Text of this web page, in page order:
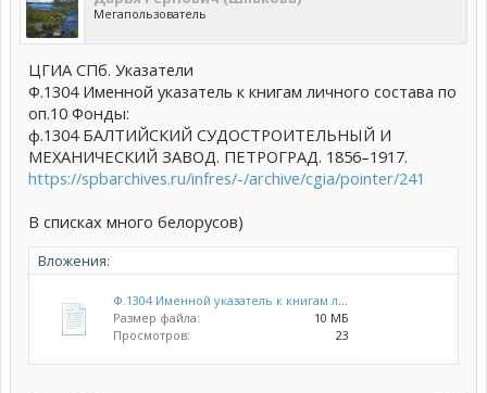
Мегапользователь
ЦГИА СПб. Указатели
Ф.1304 Именной указатель к книгам личного состава по
оп.10 Фонды:
ф.1304 БАЛТИЙСКИЙ СУДОСТРОИТЕЛЬНЫЙ И
МЕХАНИЧЕСКИЙ ЗАВОД. ПЕТРОГРАД. 1856–1917.
https://spbarchives.ru/infres/-/archive/cgia/pointer/241
В списках много белорусов)
Вложения:
Ф.1304 Именной указатель к книгам личного состава по оп.10.xls
Размер файла:
10 МБ
Просмотров:
23